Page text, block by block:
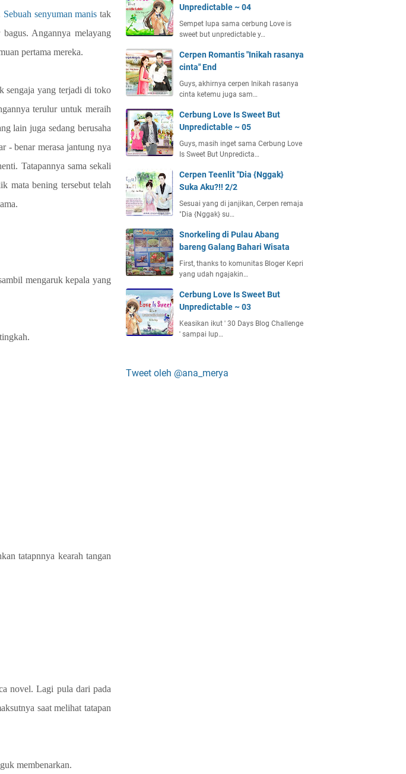
Sebuah senyuman manis tak
Angannya melayang
pertama mereka.
sengaja yang terjadi di toko
terulur untuk meraih
lain juga sedang berusaha
- benar merasa jantung nya
Tatapannya sama sekali
mata bening tersebut telah
mengaruk kepala yang
tatapnnya kearah tangan
novel. Lagi pula dari pada
saat melihat tatapan
membenarkan.
Unpredictable ~ 04
Sempet lupa sama cerbung Love is
sweet but unpredictable y…
Cerpen Romantis "Inikah rasanya
cinta" End
Guys, akhirnya cerpen Inikah rasanya
cinta ketemu juga sam…
Cerbung Love Is Sweet But
Unpredictable ~ 05
Guys, masih inget sama Cerbung Love
Is Sweet But Unpredicta…
Cerpen Teenlit "Dia {Nggak}
Suka Aku?!! 2/2
Sesuai yang di janjikan, Cerpen remaja
"Dia {Nggak} su…
Snorkeling di Pulau Abang
bareng Galang Bahari Wisata
First, thanks to komunitas Bloger Kepri
yang udah ngajakin…
Cerbung Love Is Sweet But
Unpredictable ~ 03
Keasikan ikut ' 30 Days Blog Challenge
' sampai lup…
Tweet oleh @ana_merya